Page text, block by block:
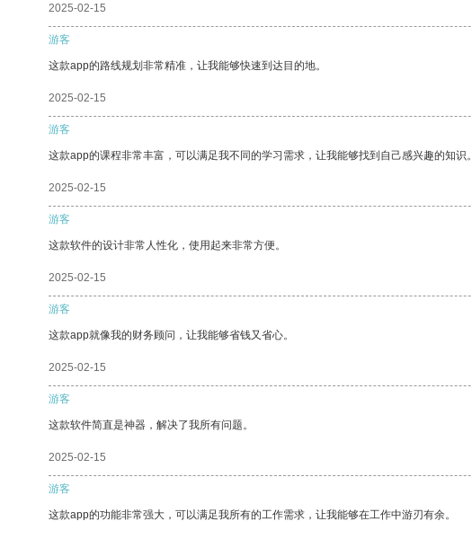
2025-02-15
游客
这款app的路线规划非常精准，让我能够快速到达目的地。
2025-02-15
游客
这款app的课程非常丰富，可以满足我不同的学习需求，让我能够找到自己感兴趣的知识。
2025-02-15
游客
这款软件的设计非常人性化，使用起来非常方便。
2025-02-15
游客
这款app就像我的财务顾问，让我能够省钱又省心。
2025-02-15
游客
这款软件简直是神器，解决了我所有问题。
2025-02-15
游客
这款app的功能非常强大，可以满足我所有的工作需求，让我能够在工作中游刃有余。